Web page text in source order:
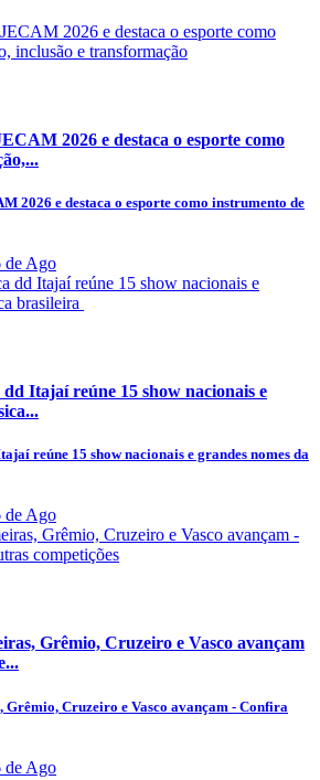
2026 e destaca o esporte como
2026 e destaca o esporte como instrumento de
de Ago
dd Itajaí reúne 15 show nacionais e
reúne 15 show nacionais e grandes nomes da
de Ago
Grêmio, Cruzeiro e Vasco avançam
Cruzeiro e Vasco avançam - Confira
de Ago